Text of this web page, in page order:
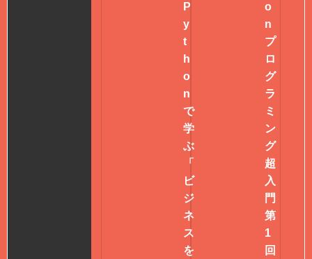
P
y
t
h
o
n
で
学
ぶ
「
ビ
ジ
ネ
ス
を
o
n
プ
ロ
グ
ラ
ミ
ン
グ
超
入
門
第
1
回